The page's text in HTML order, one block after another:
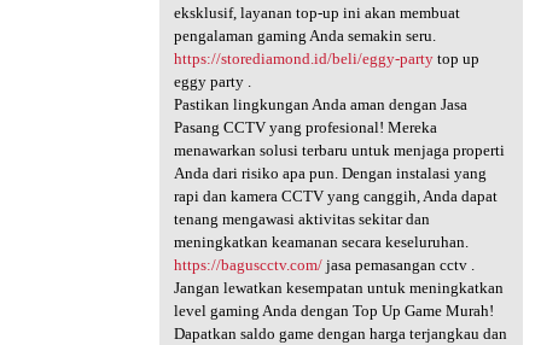
eksklusif, layanan top-up ini akan membuat
pengalaman gaming Anda semakin seru.
https://storediamond.id/beli/eggy-partytop up
eggy party .
Pastikan lingkungan Anda aman dengan Jasa
Pasang CCTV yang profesional! Mereka
menawarkan solusi terbaru untuk menjaga properti
Anda dari risiko apa pun. Dengan instalasi yang
rapi dan kamera CCTV yang canggih, Anda dapat
tenang mengawasi aktivitas sekitar dan
meningkatkan keamanan secara keseluruhan.
https://baguscctv.com/jasa pemasangan cctv .
Jangan lewatkan kesempatan untuk meningkatkan
level gaming Anda dengan Top Up Game Murah!
Dapatkan saldo game dengan harga terjangkau dan